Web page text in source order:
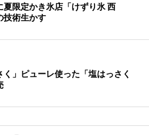
夏限定かき氷店「けずり氷 西
術生かす
く」ピューレ使った「塩はっさく